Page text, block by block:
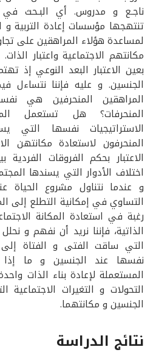
ناجـع و مدروس. أي البـحث في
تنتهجها مؤسسات إعادة التربية و
لمساعدة هؤلاء المراهقين على
مكانتهم الاجتماعية واعتبار
بعين الاعتبار البعد النوعي إذ
الجنسين. و عليه فإننا نتساءل
المراهقين المنحرفين هي
المنحرفات؟ هل تستعمل
الاستراتيجيات نفسها التي
المنحرفون لاستعادة مكانتهن
الاعتبار بحكم الفروقات
اختلاف الأدوار التي يسندها
و عندما نتناول مشروع
التساوي في إمكانية التطلع إلى
رغبة في استعادة المكانة
الذاتية، فإننا نريد أن نفهم و
التي ساقت الفتى و الفتاة
نفسها عند الجنسين و ما إذا
المستعملة لإعادة بناء الذات
التحولات و التغيرات
الجنسين و مكانتهما.
نتائج الدراسة